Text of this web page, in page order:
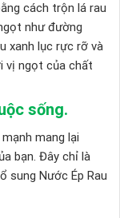
cách trộn lá rau
như đường
xanh lục rực rỡ và
vị ngọt của chất
sống.
mang lại
bạn. Đây chỉ là
sung Nước Ép Rau